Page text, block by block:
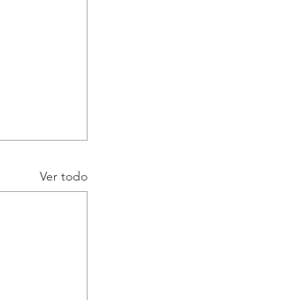
Ver todo